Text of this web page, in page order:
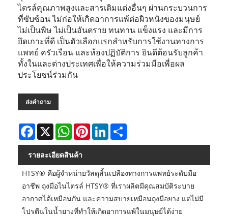
ไตรล์คุณภาพสูงและสารเติมแต่งอื่นๆ ผ่านกระบวนการ
ที่ซับซ้อน ไม่ก่อให้เกิดอาการแพ้ต่อผิวหนังของมนุษย์
ไม่เป็นพิษ ไม่เป็นอันตราย ทนทาน แข็งแรง และมีการ
ยึดเกาะที่ดี เป็นตัวเลือกแรกสำหรับการใช้งานทางการ
แพทย์ ครัวเรือน และห้องปฏิบัติการ ยินดีต้อนรับลูกค้า
ทั้งในและต่างประเทศเพื่อให้ความร่วมมือเพื่อผล
ประโยชน์ร่วมกัน
ส่งคำถาม
Facebook
X WhatsAppPinterestLinkedIn
รายละเอียดสินค้า
HTSY® คือผู้จำหน่ายวัสดุสิ้นเปลืองทางการแพทย์ระดับมือ
อาชีพ ถุงมือไนไตรล์ HTSY® ที่เราผลิตมีคุณสมบัติระบาย
อากาศได้เหมือนกัน และความสบายเหมือนถุงมือยาง แต่ไม่มี
โปรตีนในน้ำยางที่ทำให้เกิดอาการแพ้ในมนุษย์ได้ง่าย